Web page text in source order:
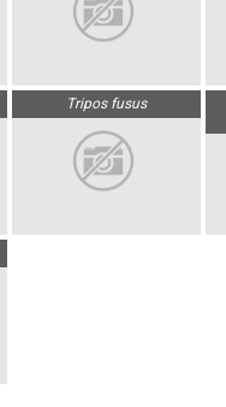
Tripos fusus